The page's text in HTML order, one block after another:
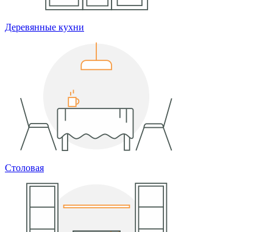
Деревянные кухни
Столовая